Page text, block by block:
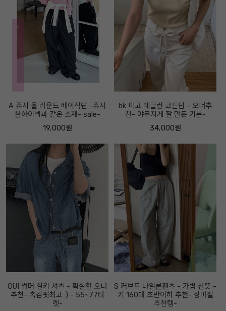
A 쥬시 울 라운드 베이직탑 -쥬시
울하이넥과 같은 소재- sale-
19,000원
bk 미고 레글런 코튼탑 - 오너추
천- 야무지게 잘 만든 기본-
34,000원
OUI 썸머 실키 셔츠 - 확실한 오너
추천- 촉감핏최고 :) - 55~77타
켓-
S 커브드 나일론팬츠 - 가볍 산뜻 -
키 160대 초반이하 추천- 장마철
추천템-